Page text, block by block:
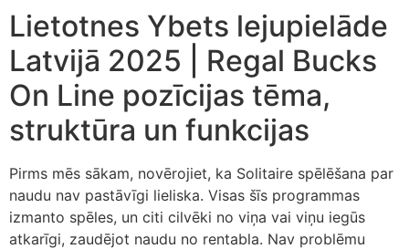
Lietotnes Ybets lejupielāde
Latvijā 2025 | Regal Bucks
On Line pozīcijas tēma,
struktūra un funkcijas
Pirms mēs sākam, novērojiet, ka Solitaire spēlēšana par
naudu nav pastāvīgi lieliska. Visas šīs programmas
izmanto spēles, un citi cilvēki no viņa vai viņu iegūs
atkarīgi, zaudējot naudu no rentabla. Nav problēmu